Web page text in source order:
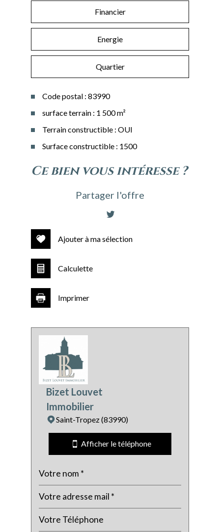
Financier
Energie
Quartier
Code postal : 83990
surface terrain : 1 500 m²
Terrain constructible : OUI
Surface constructible : 1500
la ville de saint-tropez
statistiques
Nombre d'habitants
Propriétaires (vs. locataires)
Taxe foncière
Habitants de 25 à 55 ans
Nombre d'enfants par famille
0,61
Familles sans enfant
ce bien vous intéresse ?
Partager l'offre
Ajouter à ma sélection
Calculette
Imprimer
Bizet Louvet
Immobilier
Saint-Tropez (83990)
Afficher le téléphone